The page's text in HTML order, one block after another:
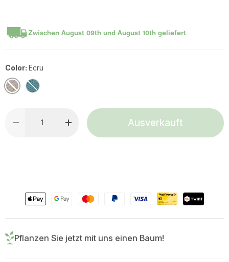
Zwischen August 09th und August 10th geliefert
Color: Ecru
Ecru Türkis
Menge verringernMenge erhöhenAusverkauft
Pflanzen Sie jetzt mit uns einen Baum!